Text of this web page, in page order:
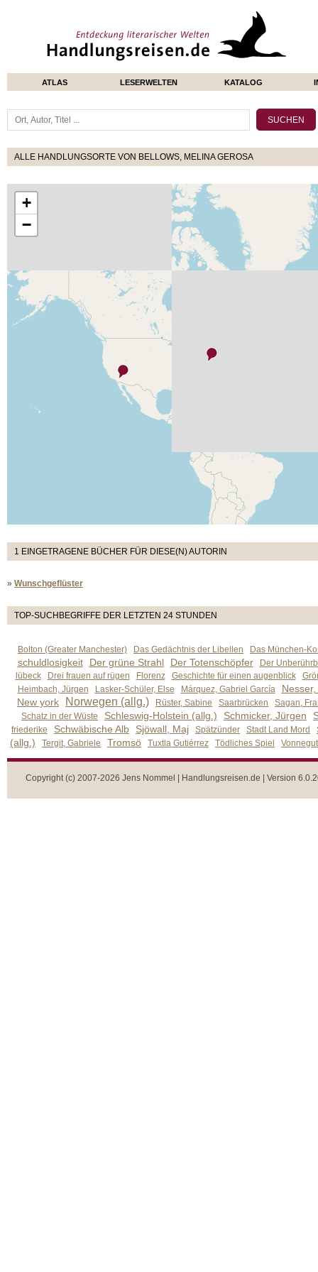
ATLAS LESERWELTEN KATALOG
ALLE HANDLUNGSORTE VON BELLOWS, MELINA GEROSA
+
−
1 EINGETRAGENE BÜCHER FÜR DIESE(N) AUTORIN
» Wunschgeflüster
TOP-SUCHBEGRIFFE DER LETZTEN 24 STUNDEN
Bolton (Greater Manchester) Das Gedächtnis der Libellen Das München-
schuldlosigkeit Der grüne Strahl Der Totenschöpfer
Der
lübeck
Drei frauen auf rügen Florenz Geschichte für einen augenblick
Heimbach, Jürgen
Lasker-Schüler, Else Márquez, Gabriel García
New york
Norwegen (allg.) Rüster, Sabine Saarbrücken
Sagan,
Schatz in der Wüste
Schleswig-Holstein (allg.) Schmicker, Jürgen
friederike Schwäbische Alb Sjöwall, Maj Spätzünder Stadt Land Mord
(allg.) Tergit, Gabriele Tromsö Tuxtla Gutiérrez Tödliches Spiel
Copyright (c) 2007-2026 Jens Nommel | Handlungsreisen.de | Version